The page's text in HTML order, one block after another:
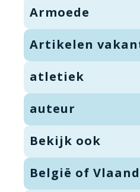
Armoede
Artikelen
atletiek
auteur
Bekijk ook
België of